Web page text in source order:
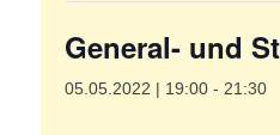
General- und
05.05.2022 | 19:00 - 21:30